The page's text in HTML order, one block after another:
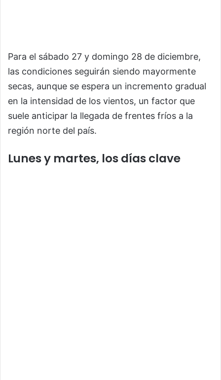
Para el sábado 27 y domingo 28 de diciembre,
las condiciones seguirán siendo mayormente
secas, aunque se espera un incremento gradual
en la intensidad de los vientos, un factor que
suele anticipar la llegada de frentes fríos a la
región norte del país.
Lunes y martes, los días clave